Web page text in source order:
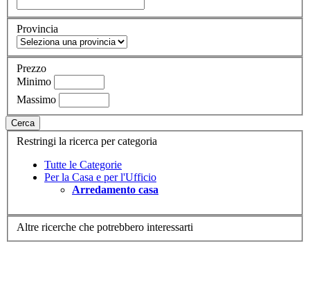
Provincia
Prezzo
Minimo
Massimo
Cerca
Restringi la ricerca per categoria
Tutte le Categorie
Per la Casa e per l'Ufficio
Arredamento casa
Altre ricerche che potrebbero interessarti